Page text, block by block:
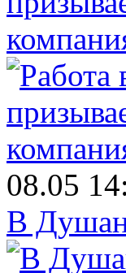
08.05
В